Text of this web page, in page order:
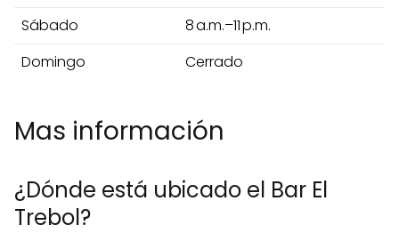
Sábado
8 a.m.–11 p.m.
Domingo
Cerrado
Mas información
¿Dónde está ubicado el Bar El
Trebol?